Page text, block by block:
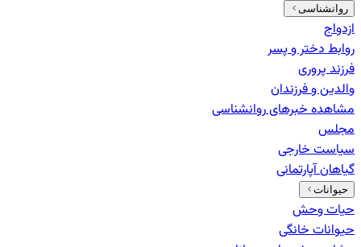
روانشناسی
ازدواج
روابط دختر و پسر
فرزند پروری
والدین و فرزندان
مشاهده خبرهایروانشناسی
مجلس
سیاست خارجی
گیاهان آپارتمانی
حیوانات
حیات وحش
حیوانات خانگی